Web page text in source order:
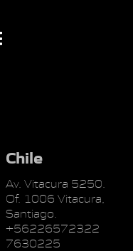
Chile
Av. Vitacura 5250.
Of. 1006 Vitacura,
Santiago.
+56226572322
7630225